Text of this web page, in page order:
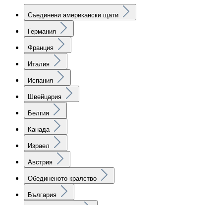
Съединени американски щати
Германия
Франция
Италия
Испания
Швейцария
Белгия
Канада
Израел
Австрия
Обединеното кралство
България